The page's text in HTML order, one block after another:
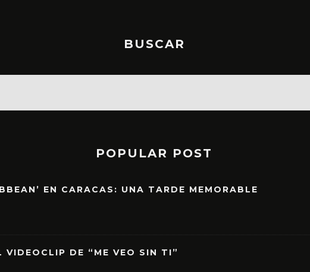
BUSCAR
POPULAR POST
EN CARACAS: UNA TARDE MEMORABLE
VIDEOCLIP DE “ME VEO SIN TI”